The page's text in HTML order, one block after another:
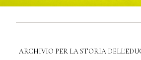
ARCHIVIO PER LA STORIA